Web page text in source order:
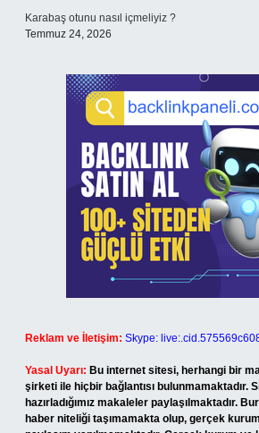
Karabaş otunu nasıl içmeliyiz ?
Temmuz 24, 2026
Reklam ve İletişim: Skype:
Yasal Uyarı: Bu internet sitesi, herhangi bir
şirketi ile hiçbir bağlantısı bulunmamaktadır.
hazırladığımız makaleler paylaşılmaktadır.
haber niteliği taşımamakta olup, gerçek